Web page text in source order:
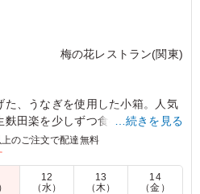
梅の花レストラン(関東)
た、うなぎを使用した小箱。人気
田楽を少しずつ食べれるように
月31日(日)まで
…続きを見る
上のご注文で配達無料
12
（水）
13
（木）
14
（金）